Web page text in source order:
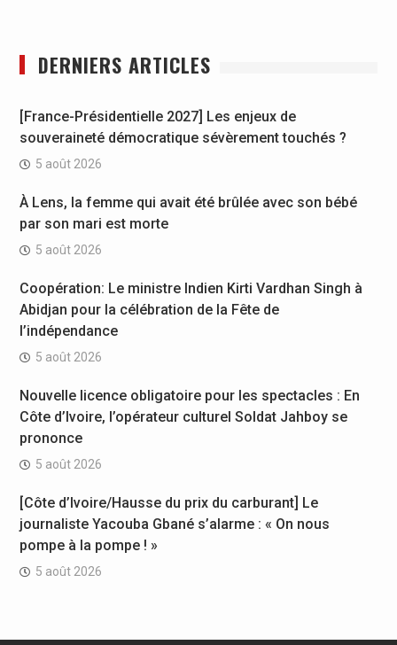
DERNIERS ARTICLES
[France-Présidentielle 2027] Les enjeux de
souveraineté démocratique sévèrement touchés ?
5 août 2026
À Lens, la femme qui avait été brûlée avec son bébé
par son mari est morte
5 août 2026
Coopération: Le ministre Indien Kirti Vardhan Singh à
Abidjan pour la célébration de la Fête de
l’indépendance
5 août 2026
Nouvelle licence obligatoire pour les spectacles : En
Côte d’Ivoire, l’opérateur culturel Soldat Jahboy se
prononce
5 août 2026
[Côte d’Ivoire/Hausse du prix du carburant] Le
journaliste Yacouba Gbané s’alarme : « On nous
pompe à la pompe ! »
5 août 2026